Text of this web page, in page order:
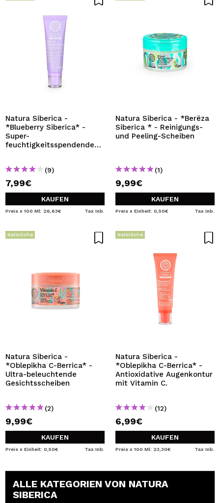
Natura Siberica -
*Blueberry Siberica* -
Super-
feuchtigkeitsspendende
(9)
7,99€
KAUFEN
Preis x 100 Ml: 26,63€ Tax Inb.
Natura Siberica - *Berëza
Siberica * - Reinigungs-
und Peeling-Scheiben
(1)
9,99€
KAUFEN
Preis x Einheit: 0,50€ Tax Inb.
Natürliche
Natura Siberica -
*Oblepikha C-Berrica* -
Ultra-beleuchtende
Gesichtsscheiben
(2)
9,99€
KAUFEN
Preis x Einheit: 0,50€ Tax Inb.
Natürliche
Natura Siberica -
*Oblepikha C-Berrica* -
Antioxidative Augenkontur
mit Vitamin C.
(12)
6,99€
KAUFEN
Preis x 100 Ml: 23,30€ Tax Inb.
ALLE KATEGORIEN VON NATURA
SIBERICA